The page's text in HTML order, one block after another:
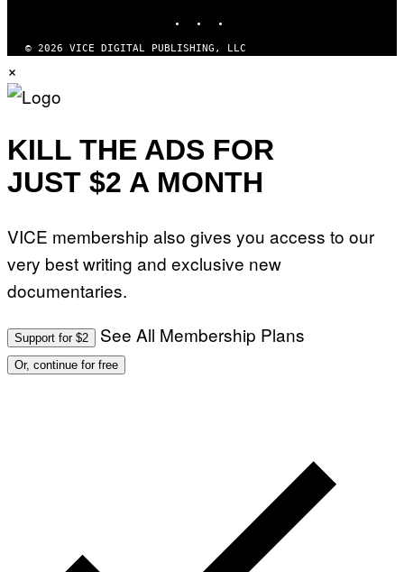
© 2026 VICE DIGITAL PUBLISHING, LLC
×
KILL THE ADS FOR
JUST $2 A MONTH
VICE membership also gives you access to our
very best writing and exclusive new
documentaries.
Support for $2 See All Membership Plans
Or, continue for free